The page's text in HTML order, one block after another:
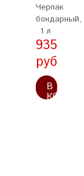
Черпак
бондарный,
1 л
935
руб
В